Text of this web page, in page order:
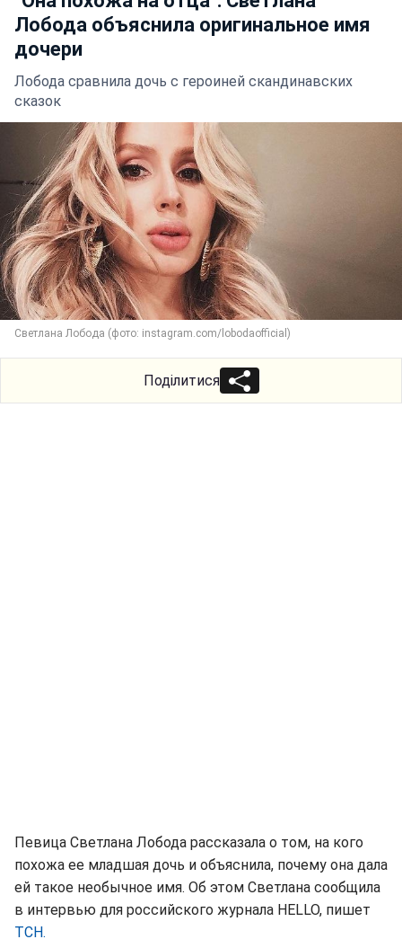
Лобода объяснила оригинальное имя
дочери
Лобода сравнила дочь с героиней скандинавских
сказок
Светлана Лобода (фото: instagram.com/lobodaofficial)
Поділитися
Певица Светлана Лобода рассказала о том, на кого
похожа ее младшая дочь и объяснила, почему она дала
ей такое необычное имя. Об этом Светлана сообщила
в интервью для российского журнала HELLO, пишет
ТСН.